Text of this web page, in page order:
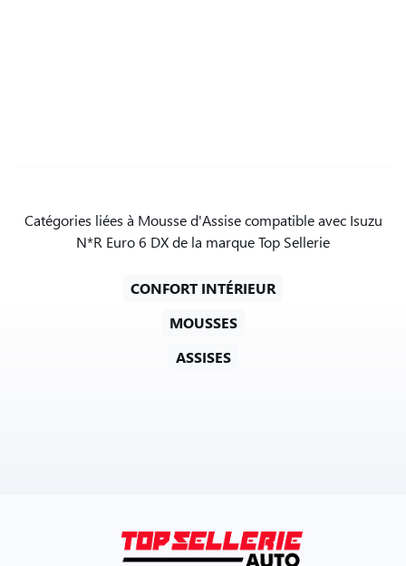
Catégories liées à Mousse d'Assise compatible avec Isuzu
N*R Euro 6 DX de la marque Top Sellerie
CONFORT INTÉRIEUR
MOUSSES
ASSISES